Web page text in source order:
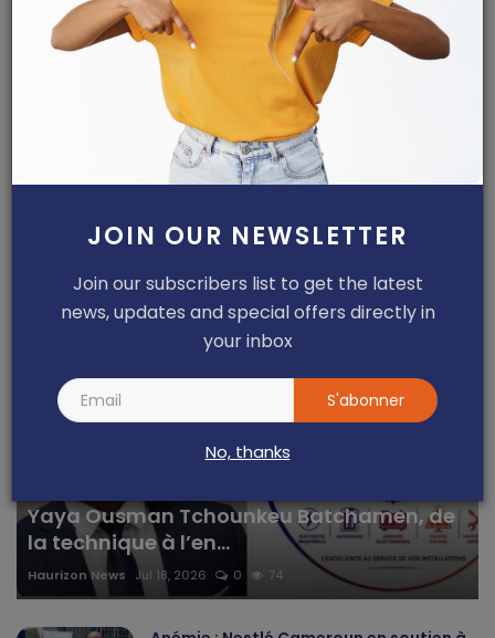
JOIN OUR NEWSLETTER
Join our subscribers list to get the latest
news, updates and special offers directly in
your inbox
S'abonner
No, thanks
Hôpital régional annexe de Garoua-
Boulaï : Dr Léon Nem...
Haurizon News Jul 10, 2026 147
Nkoulou Nkoulou Ninon Rosine décroche
son doctorat PhD ...
Dilan KENNE Jul 31, 2026
Yaya Ousman Tchounkeu Batchamen, de
la technique à l’en...
Haurizon News Jul 18, 2026 0 74